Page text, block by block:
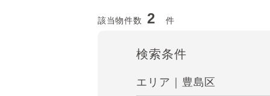
該当物件数 2 件
検索条件
エリア｜豊島区